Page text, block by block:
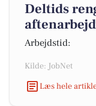
Deltids
Arbejdstid:
Kilde: JobNet
Læs hele